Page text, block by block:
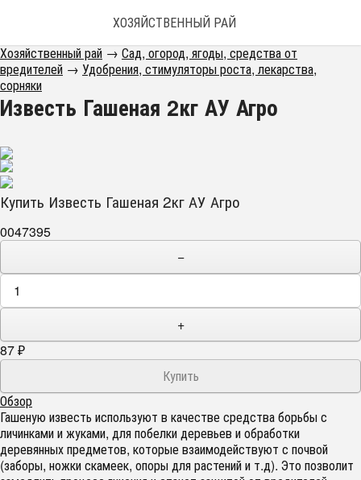
ХОЗЯЙСТВЕННЫЙ РАЙ
Хозяйственный рай → Сад, огород, ягоды, средства от
вредителей → Удобрения, стимуляторы роста, лекарства,
сорняки
Известь Гашеная 2кг АУ Агро
Купить Известь Гашеная 2кг АУ Агро
0047395
−
+
87 ₽
Обзор
Гашеную известь используют в качестве средства борьбы с
личинками и жуками, для побелки деревьев и обработки
деревянных предметов, которые взаимодействуют с почвой
(заборы, ножки скамеек, опоры для растений и т.д). Это позволит